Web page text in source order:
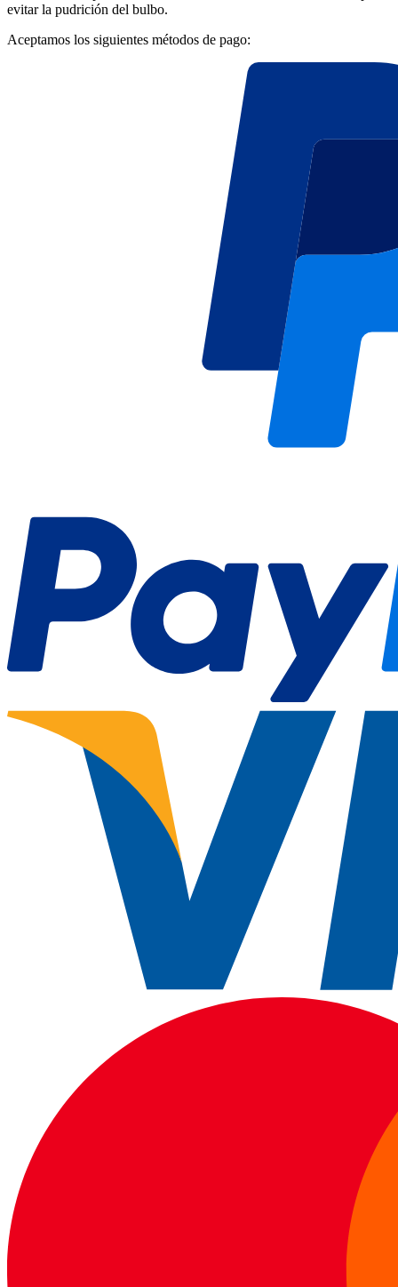
evitar la pudrición del bulbo.
Aceptamos los siguientes métodos de pago: